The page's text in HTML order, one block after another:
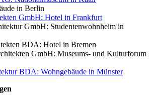
in Berlin
GmbH: Hotel in Frankfurt
GmbH: Studentenwohnheim in
BDA: Hotel in Bremen
GmbH: Museums- und Kulturforum
BDA: Wohngebäude in Münster